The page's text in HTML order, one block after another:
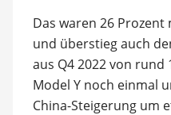
Das waren 26
und überstieg auch
aus Q4 2022 von rund
Model Y noch einmal
China-Steigerung um